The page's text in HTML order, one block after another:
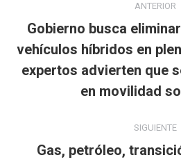
entre
publicaciones
ANTERIOR
Gobierno busca
vehículos híbridos en
expertos advierten que
en movilidad
SIGUIENTE
Gas, petróleo,